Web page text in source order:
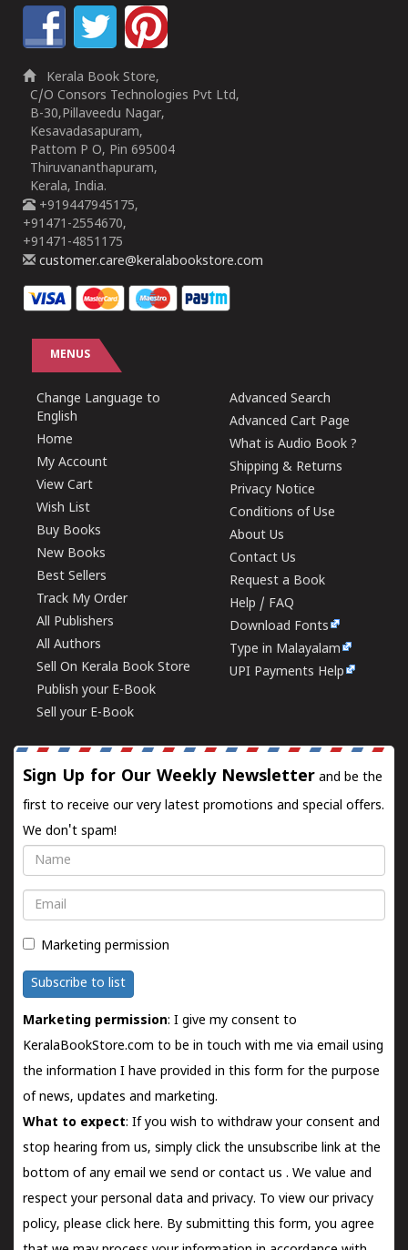
Kerala Book Store,
C/O Consors Technologies Pvt Ltd,
B-30,Pillaveedu Nagar,
Kesavadasapuram,
Pattom P O, Pin 695004
Thiruvananthapuram,
Kerala, India.
+919447945175,
+91471-2554670,
+91471-4851175
customer.care@keralabookstore.com
MENUS
Change Language to
English
Home
My Account
View Cart
Wish List
Buy Books
New Books
Best Sellers
Track My Order
All Publishers
All Authors
Sell On Kerala Book Store
Publish your E-Book
Sell your E-Book
Advanced Search
Advanced Cart Page
What is Audio Book ?
Shipping & Returns
Privacy Notice
Conditions of Use
About Us
Contact Us
Request a Book
Help / FAQ
Download Fonts
Type in Malayalam
UPI Payments Help
Sign Up for Our Weekly Newsletter and be the
first to receive our very latest promotions and special offers.
We don't spam!
Name
Email
Marketing permission
Subscribe to list
Marketing permission: I give my consent to
KeralaBookStore.com to be in touch with me via email using
the information I have provided in this form for the purpose
of news, updates and marketing.
What to expect: If you wish to withdraw your consent and
stop hearing from us, simply click the unsubscribe link at the
bottom of any email we send orcontact us . We value and
respect your personal data and privacy. To view our privacy
policy, please click here. By submitting this form, you agree